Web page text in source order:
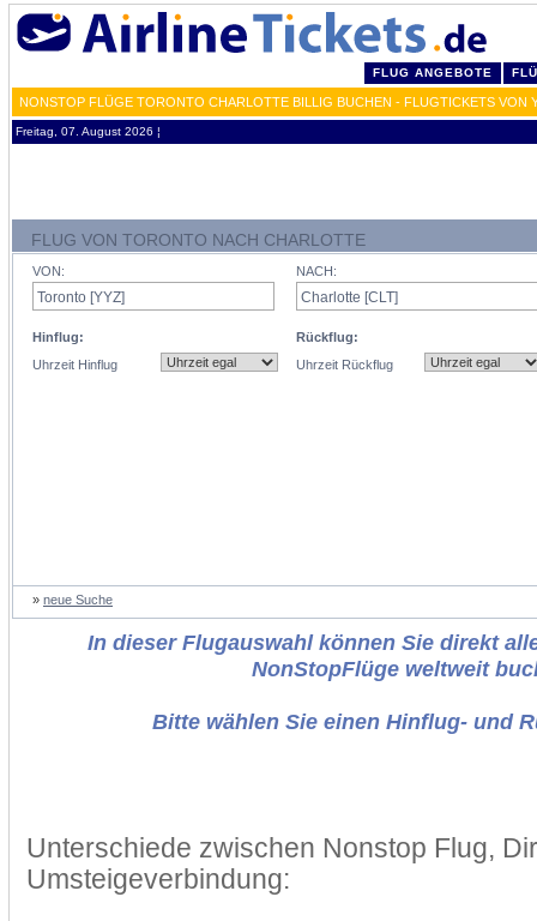
FLUG ANGEBOTE
NONSTOP FLÜGE TORONTO CHARLOTTE BILLIG BUCHEN - FLUGTICKETS VON
Freitag, 07. August 2026 ¦
FLUG VON TORONTO NACH CHARLOTTE
VON:
Hinflug:
Uhrzeit Hinflug
NACH:
Rückflug:
Uhrzeit Rückflug
» neue Suche
In dieser Flugauswahl können Sie direkt
NonStopFlüge weltweit
Bitte wählen Sie einen Hinflug- und
Unterschiede zwischen Nonstop Flug,
Umsteigeverbindung: